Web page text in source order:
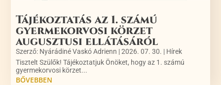
Tájékoztatás az 1. számú
gyermekorvosi körzet
augusztusi ellátásáról
Szerző: Nyárádiné Vaskó Adrienn |2026. 07. 30. | Hírek
Tisztelt Szülők! Tájékoztatjuk Önöket, hogy az 1. számú
gyermekorvosi körzet...
BŐVEBBEN